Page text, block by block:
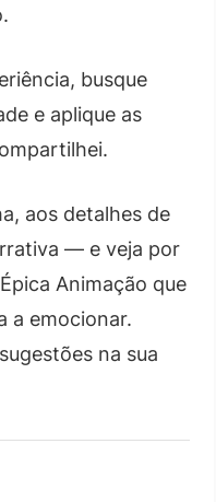
busque
e aplique as
aos detalhes de
— e veja por
Animação que
a emocionar.
na sua